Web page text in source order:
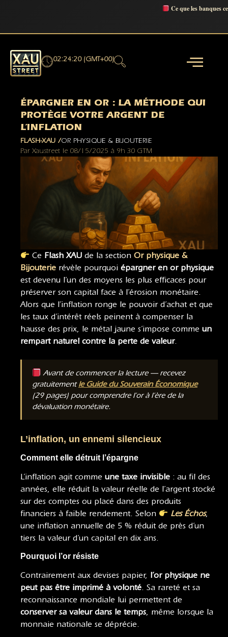
Ce que les banques
02:24:21 (GMT+00)
ÉPARGNER EN OR : LA MÉTHODE QUI
PROTÈGE VOTRE ARGENT DE
L’INFLATION
FLASH-XAU /OR PHYSIQUE & BIJOUTERIE
Par Xaustreet le 08/15/2025 à 9h 30 GTM
Ce Flash XAU de la sectionOr physique &
Bijouterie révèle pourquoi épargner en or physique
est devenu l’un des moyens les plus efficaces pour
préserver son capital face à l’érosion monétaire.
Alors que l’inflation ronge le pouvoir d’achat et que
les taux d’intérêt réels peinent à compenser la
hausse des prix, le métal jaune s’impose comme un
rempart naturel contre la perte de valeur.
Avant de commencer la lecture — recevez
gratuitementle Guide du Souverain Économique
(29 pages) pour comprendre l’or à l’ère de la
dévaluation monétaire.
L’inflation, un ennemi silencieux
Comment elle détruit l’épargne
L’inflation agit comme une taxe invisible : au fil des
années, elle réduit la valeur réelle de l’argent stocké
sur des comptes ou placé dans des produits
financiers à faible rendement. Selon
Les Échos,
une inflation annuelle de 5 % réduit de près d’un
tiers la valeur d’un capital en dix ans.
Pourquoi l’or résiste
Contrairement aux devises papier, l’or physique ne
peut pas être imprimé à volonté. Sa rareté et sa
reconnaissance mondiale lui permettent de
conserver sa valeur dans le temps, même lorsque la
monnaie nationale se déprécie.